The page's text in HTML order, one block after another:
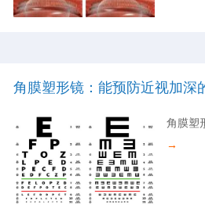
角膜塑形镜：能预防近视加深
角膜塑
→